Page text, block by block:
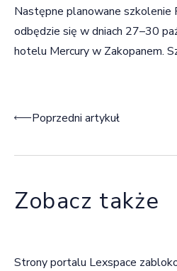
Następne planowane szkolenie
odbędzie się w dniach 27–30
hotelu Mercury w Zakopanem.
Nawigacja wpisu
Poprzedni artykuł
Zobacz także
Strony portalu Lexspace